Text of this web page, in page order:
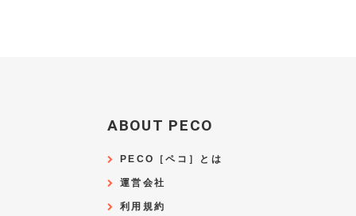
ABOUT PECO
PECO［ペコ］とは
運営会社
利用規約